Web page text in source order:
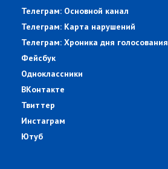
Телеграм: Основной канал
Телеграм: Карта нарушений
Телеграм: Хроника дня голосования
Фейсбук
Одноклассники
ВКонтакте
Твиттер
Инстаграм
Ютуб